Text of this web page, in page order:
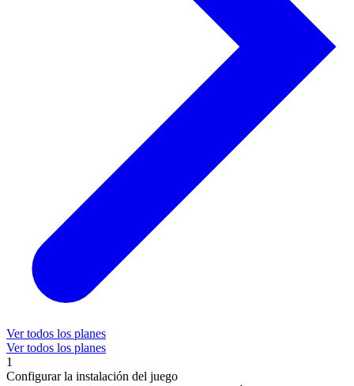
Ver todos los planes
Ver todos los planes
1
Configurar la instalación del juego